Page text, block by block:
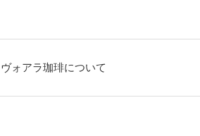
ヴォアラ珈琲について